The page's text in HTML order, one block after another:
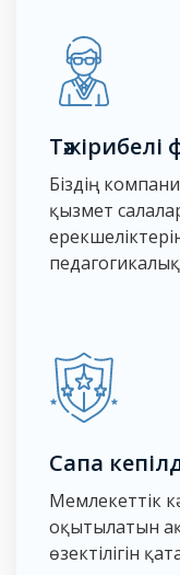
Тәжірибелі
Біздің
қызмет
Сапа
Мемлекеттік
оқытылатын
өзектілігін